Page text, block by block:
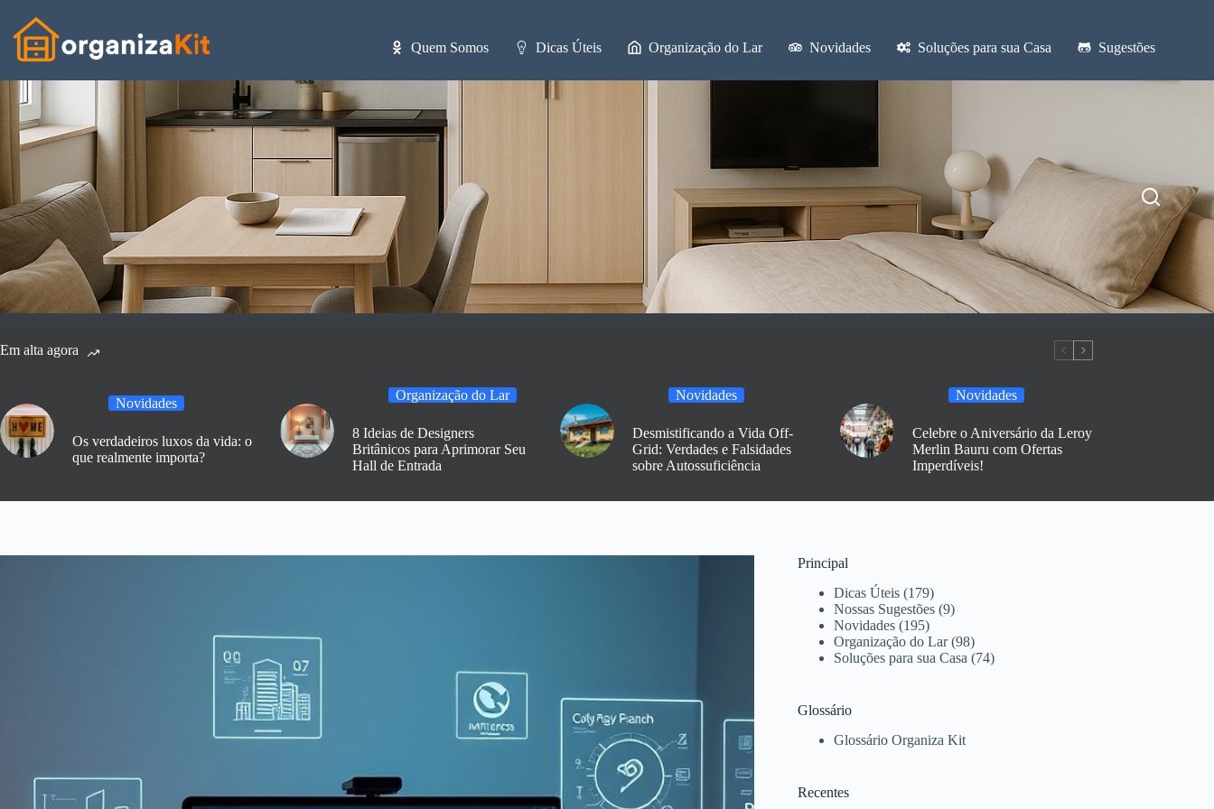
conteúdo
Quem Somos Dicas Úteis Organização do Lar Novidades Soluções para sua Casa Sugestões
Em alta agora
Novidades
Os verdadeiros luxos da vida: o
que realmente importa?
Organização do Lar
8 Ideias de Designers
Britânicos para Aprimorar Seu
Hall de Entrada
Novidades
Desmistificando a Vida Off-
Grid: Verdades e Falsidades
sobre Autossuficiência
Novidades
Celebre o Aniversário da Leroy
Merlin Bauru com Ofertas
Imperdíveis!
Principal
Dicas Úteis (179)
Nossas Sugestões (9)
Novidades (195)
Organização do Lar(98)
Soluções para sua Casa (74)
Glossário
Glossário Organiza Kit
Recentes